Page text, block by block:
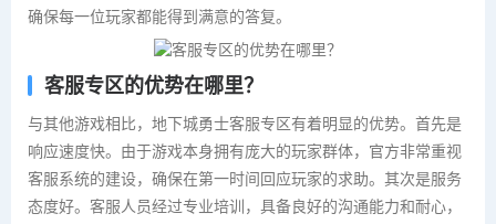
确保每一位玩家都能得到满意的答复。
客服专区的优势在哪里？
与其他游戏相比，地下城勇士客服专区有着明显的优势。首先是
响应速度快。由于游戏本身拥有庞大的玩家群体，官方非常重视
客服系统的建设，确保在第一时间回应玩家的求助。其次是服务
态度好。客服人员经过专业培训，具备良好的沟通能力和耐心，